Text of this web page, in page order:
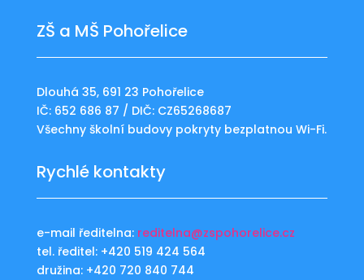
ZŠ a MŠ Pohořelice
Dlouhá 35, 691 23 Pohořelice
IČ: 652 686 87 / DIČ: CZ65268687
Všechny školní budovy pokryty bezplatnou Wi-Fi.
Rychlé kontakty
e-mail ředitelna: reditelna@zspohorelice.cz
tel. ředitel: +420 519 424 564
družina: +420 720 840 744